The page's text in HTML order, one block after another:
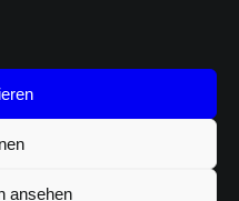
ansehen
bauen“